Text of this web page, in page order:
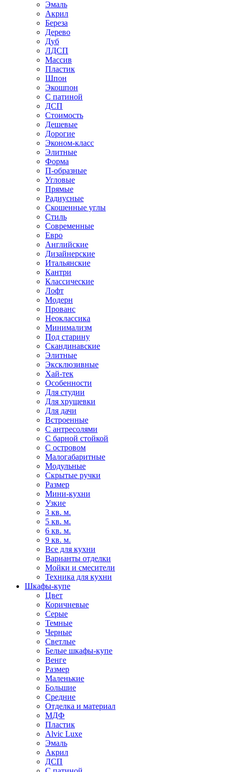
Эмаль
Акрил
Береза
Дерево
Дуб
ЛДСП
Массив
Пластик
Шпон
Экошпон
С патиной
ДСП
Стоимость
Дешевые
Дорогие
Эконом-класс
Элитные
Форма
П-образные
Угловые
Прямые
Радиусные
Скошенные углы
Стиль
Современные
Евро
Английские
Дизайнерские
Итальянские
Кантри
Классические
Лофт
Модерн
Прованс
Неоклассика
Минимализм
Под старину
Скандинавские
Элитные
Эксклюзивные
Хай-тек
Особенности
Для студии
Для хрущевки
Для дачи
Встроенные
С антресолями
С барной стойкой
С островом
Малогабаритные
Модульные
Скрытые ручки
Размер
Мини-кухни
Узкие
3 кв. м.
5 кв. м.
6 кв. м.
9 кв. м.
Все для кухни
Варианты отделки
Мойки и смесители
Техника для кухни
Шкафы-купе
Цвет
Коричневые
Серые
Темные
Черные
Светлые
Белые шкафы-купе
Венге
Размер
Маленькие
Большие
Средние
Отделка и материал
МДФ
Пластик
Alvic Luxe
Эмаль
Акрил
ДСП